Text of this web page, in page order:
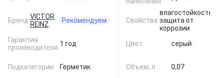
Бренд VICTOR
REINZ
Рекомендуем
Гарантия
производителя 1 год
Подкатегории Герметик
Свойства
влагостойкость,
защита от
коррозии
Цвет
серый
Объем, л 0,07